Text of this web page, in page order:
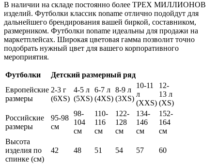
В наличии на складе постоянно более ТРЕХ МИЛЛИОНОВ
изделий. Футболки классик noname отлично подойдут для
дальнейшего брендирования вашей биркой, составником,
размерником. Футболки noname идеальны для продажи на
маркетплейсах. Широкая цветовая гамма позволит точно
подобрать нужный цвет для вашего корпоративного
мероприятия.
Футболки
Детский размерный ряд
Европейские
размеры
2-3 г
(6XS)
4-5 л
(5XS)
6-7 л
(4XS)
8-9 л
(3XS)
10-11
л
(XXS)
12-
13 л
(XS)
Российские
размеры
95-98
см
98-
104
см
110-
116
см
122-
128
см
134-
146
см
152-
164
см
Высота
изделия по
спинке (см)
42 48 51 54 57 60